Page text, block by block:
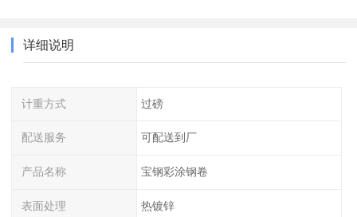
详细说明
计重方式 过磅
配送服务 可配送到厂
产品名称 宝钢彩涂钢卷
表面处理 热镀锌